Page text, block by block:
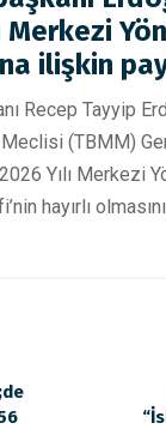
Erdoğan'dan 2026
Kanunu'na ilişkin
Merkezi
ilişkin
Recep Tayyip
(TBMM)
Yılı Merkezi
hayırlı